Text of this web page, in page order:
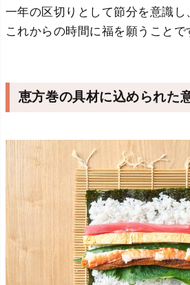
一年の区切りとして節分を意識し
これからの時間に福を願うことで
恵方巻の具材に込められた